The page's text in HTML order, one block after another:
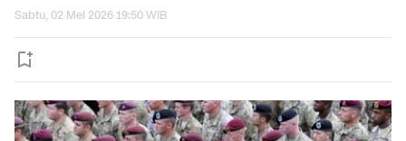
Sabtu, 02 Mei 2026 19:50 WIB